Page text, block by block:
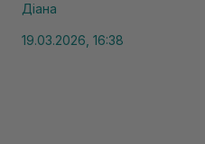
Діана
19.03.2026, 16:38